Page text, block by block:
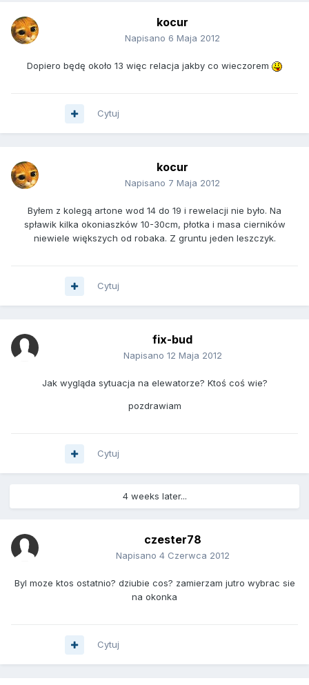
kocur
Napisano 6 Maja 2012
Dopiero będę około 13 więc relacja jakby co wieczorem
Cytuj
kocur
Napisano 7 Maja 2012
Byłem z kolegą artone wod 14 do 19 i rewelacji nie było. Na
spławik kilka okoniaszków 10-30cm, płotka i masa cierników
niewiele większych od robaka. Z gruntu jeden leszczyk.
Cytuj
fix-bud
Napisano 12 Maja 2012
Jak wygląda sytuacja na elewatorze? Ktoś coś wie?
pozdrawiam
Cytuj
4 weeks later...
czester78
Napisano 4 Czerwca 2012
Byl moze ktos ostatnio? dziubie cos? zamierzam jutro wybrac sie
na okonka
Cytuj